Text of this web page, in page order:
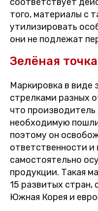
того, материалы с
утилизировать
они не подлежат
Зелёная точка
Маркировка в виде
стрелками разных
что
необходимую
поэтому он
ответственности и
самостоятельно
продукции. Такая
15 развитых стран,
Южная Корея и